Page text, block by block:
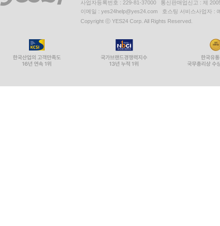
사업자등록번호 : 229-81-37000 통신판매업신고 : 제
이메일 : yes24help@yes24.com 호스팅 서비스사업자 :
Copyright ⓒ YES24 Corp. All Rights Reserved.